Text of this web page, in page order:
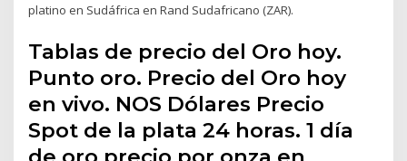
platino en Sudáfrica en Rand Sudafricano (ZAR).
Tablas de precio del Oro hoy.
Punto oro. Precio del Oro hoy
en vivo. NOS Dólares Precio
Spot de la plata 24 horas. 1 día